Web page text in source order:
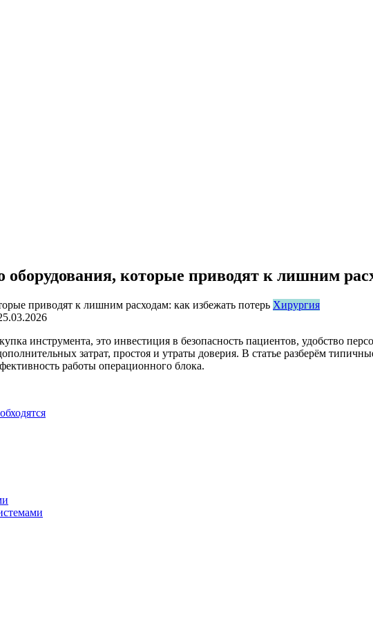
которые приводят к лишним
Хирургия
инструмента, это инвестиция в безопасность пациентов, удобство
затрат, простоя и утраты доверия. В статье разберём
работы операционного блока.